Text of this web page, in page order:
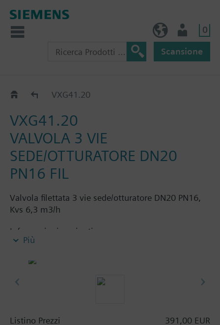
0
Scansione
VXG41..VXG41.20
VXG41.20
VALVOLA 3 VIE
SEDE/OTTURATORE DN20
PN16 FIL
Valvola filettata 3 vie sede/otturatore DN20 PN16,
Kvs 6,3 m3/h
Informazioni aggiuntive
VXG41..01 sono approvati DVGW
Attenzione
Richiesto ASZ6.5 per temperature inferiori a 0 °C
Più
Listino Prezzi
391,00 EUR